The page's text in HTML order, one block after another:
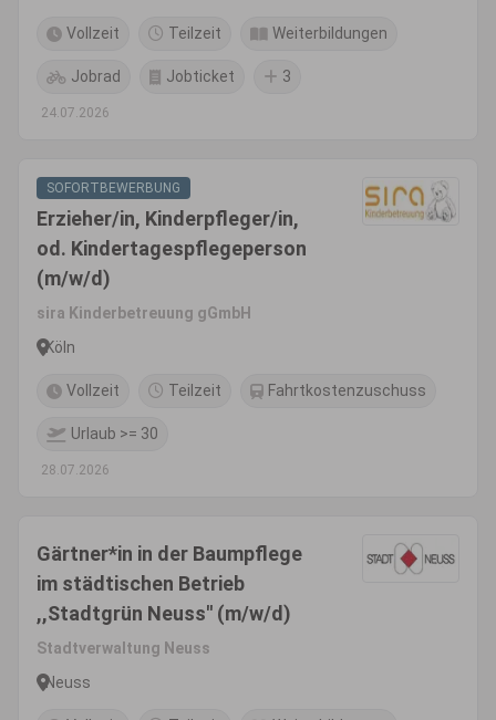
Vollzeit Teilzeit Weiterbildungen
Jobrad Jobticket 3
24.07.2026
SOFORTBEWERBUNG
Erzieher/in, Kinderpfleger/in,
od. Kindertagespflegeperson
(m/w/d)
sira Kinderbetreuung gGmbH
Köln
Vollzeit Teilzeit Fahrtkostenzuschuss
Urlaub >= 30
28.07.2026
Gärtner*in in der Baumpflege
im städtischen Betrieb
,,Stadtgrün Neuss'' (m/w/d)
Stadtverwaltung Neuss
Neuss